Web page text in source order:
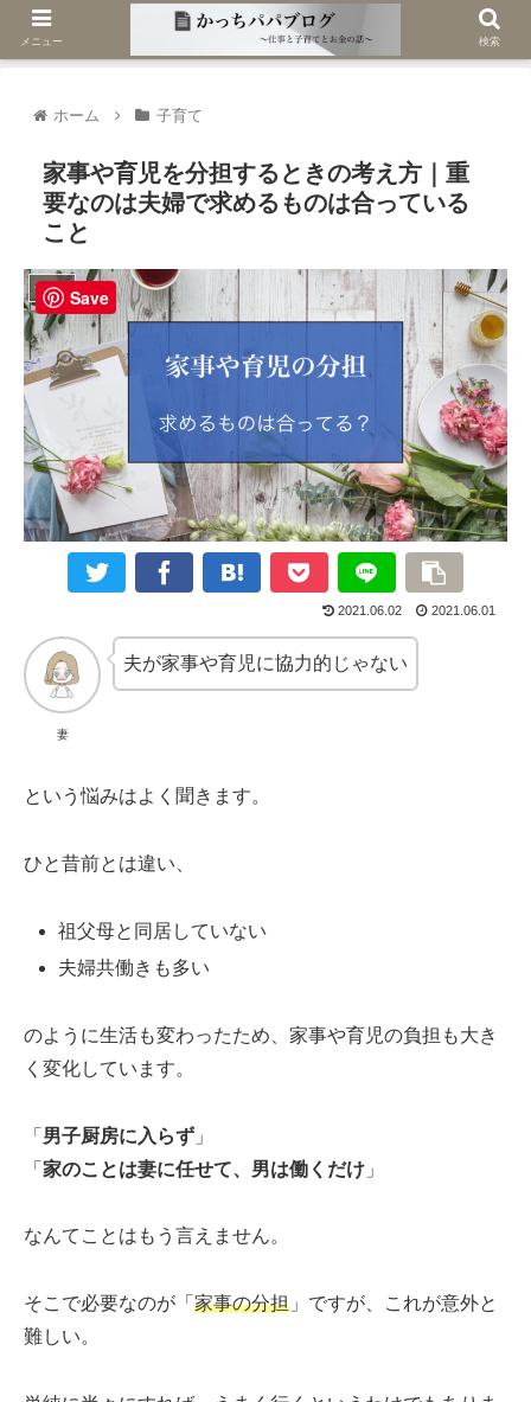
ホーム 子育て
家事や育児を分担するときの考え方｜重
要なのは夫婦で求めるものは合っている
こと
子育て
2021.06.02 2021.06.01
妻
夫が家事や育児に協力的じゃない
という悩みはよく聞きます。
ひと昔前とは違い、
祖父母と同居していない
夫婦共働きも多い
のように生活も変わったため、家事や育児の負担も大き
く変化しています。
「 男子厨房に入らず 」
「 家のことは妻に任せて、男は働くだけ 」
なんてことはもう言えません。
そこで必要なのが「 家事の分担 」ですが、これが意外と
難しい。
メニュー 検索
Save